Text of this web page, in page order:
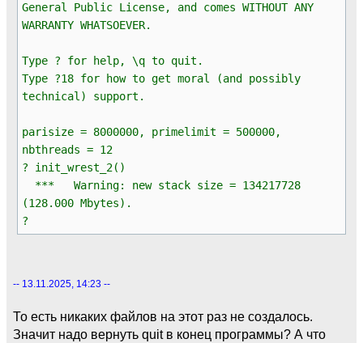
General Public License, and comes WITHOUT ANY
WARRANTY WHATSOEVER.
Type ? for help, \q to quit.
Type ?18 for how to get moral (and possibly
technical) support.
parisize = 8000000, primelimit = 500000,
nbthreads = 12
? init_wrest_2()
*** Warning: new stack size = 134217728
(128.000 Mbytes).
?
-- 13.11.2025, 14:23 --
То есть никаких файлов на этот раз не создалось.
Значит надо вернуть quit в конец программы? А что